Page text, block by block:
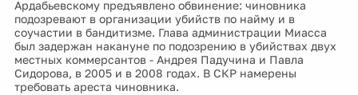
Ардабьевскому предъявлено обвинение: чиновника
подозревают в организации убийств по найму и в
соучастии в бандитизме. Глава администрации Миасса
был задержан накануне по подозрению в убийствах двух
местных коммерсантов - Андрея Падучина и Павла
Сидорова, в 2005 и в 2008 годах. В СКР намерены
требовать ареста чиновника.